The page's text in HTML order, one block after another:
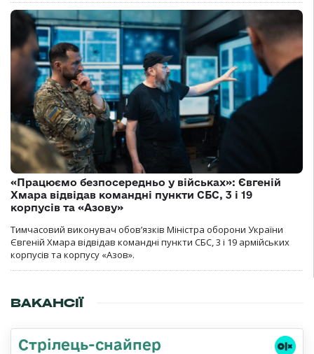
«Працюємо безпосередньо у військах»: Євгеній
Хмара відвідав командні пункти СБС, 3 і 19
корпусів та «Азову»
Тимчасовий виконувач обов’язків Міністра оборони України
Євгеній Хмара відвідав командні пункти СБС, 3 і 19 армійських
корпусів та корпусу «Азов».
ВАКАНСІЇ
Стрілець-снайпер